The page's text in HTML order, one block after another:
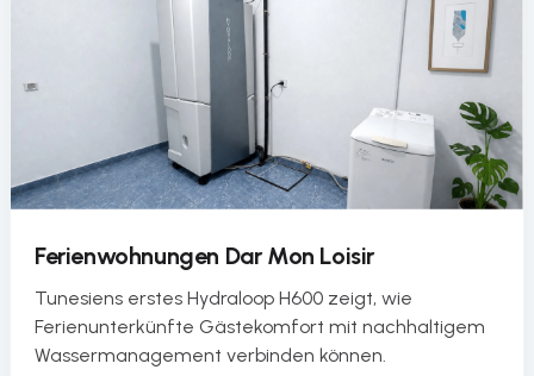
Ferienwohnungen Dar Mon Loisir
Tunesiens erstes Hydraloop H600 zeigt, wie
Ferienunterkünfte Gästekomfort mit nachhaltigem
Wassermanagement verbinden können.